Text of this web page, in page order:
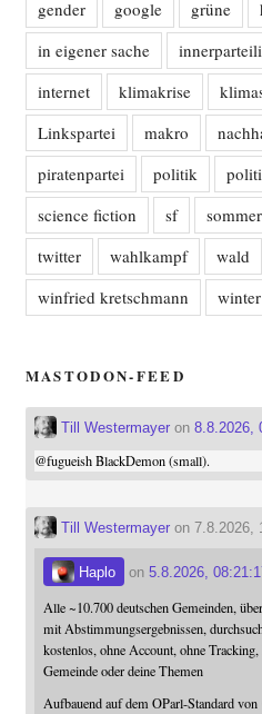
gender google grüne
in eigener sache
internet
klimakrise
Linkspartei
makro
piratenpartei
politik
science fiction
sf sommer
twitter
wahlkampf wald
winfried kretschmann
winter
MASTODON-FEED
Till Westermayeron 8.8.2026,
@fugueishBlackDemon (small).
Till Westermayeron 7.8.2026,
Haplo on 5.8.2026,
Alle ~10.700 deutschen Gemeinden,
mit Abstimmungsergebnissen,
kostenlos, ohne Account, ohne
Gemeinde oder deine Themen
Aufbauend auf dem OParl-Standard von